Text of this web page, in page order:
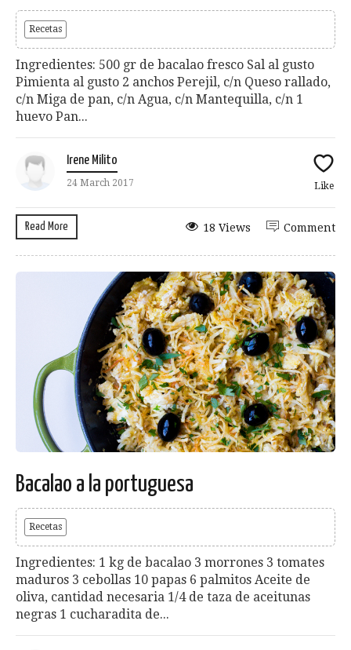
Recetas
Ingredientes: 500 gr de bacalao fresco Sal al gusto
Pimienta al gusto 2 anchos Perejil, c/n Queso rallado,
c/n Miga de pan, c/n Agua, c/n Mantequilla, c/n 1
huevo Pan...
Irene Milito
24 March 2017 Like
Read More Comment
18 Views
Bacalao a la portuguesa
Recetas
Ingredientes: 1 kg de bacalao 3 morrones 3 tomates
maduros 3 cebollas 10 papas 6 palmitos Aceite de
oliva, cantidad necesaria 1/4 de taza de aceitunas
negras 1 cucharadita de...